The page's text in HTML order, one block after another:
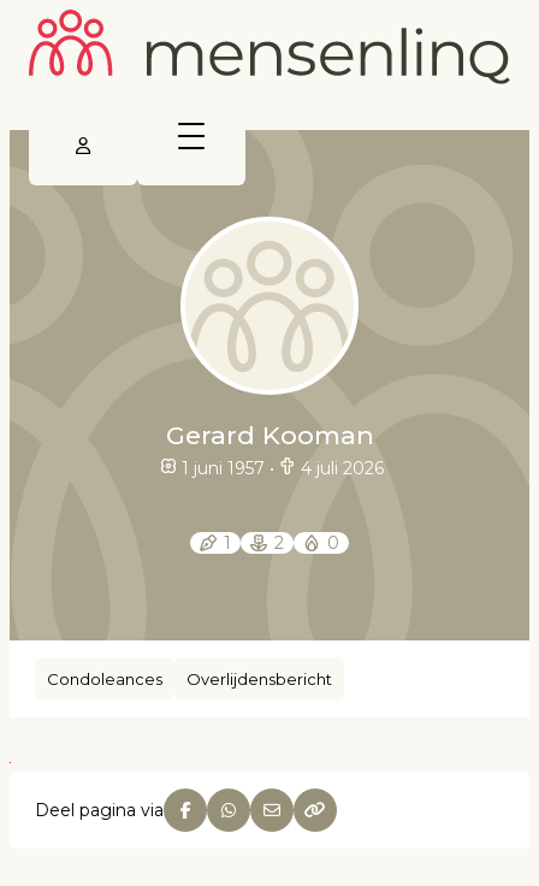
Gerard Kooman
1 juni 1957 • 4 juli 2026
1 2 0
Condoleances Overlijdensbericht
Deel pagina via